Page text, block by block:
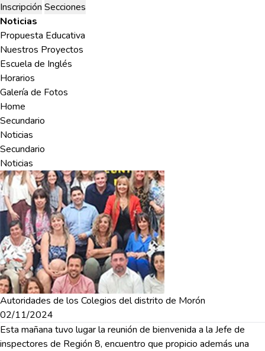
Inscripción Secciones
Noticias
Propuesta Educativa
Nuestros Proyectos
Escuela de Inglés
Horarios
Galería de Fotos
Home
Secundario
Noticias
Secundario
Noticias
Autoridades de los Colegios del distrito de Morón
02/11/2024
Esta mañana tuvo lugar la reunión de bienvenida a la Jefe de
inspectores de Región 8, encuentro que propicio además una